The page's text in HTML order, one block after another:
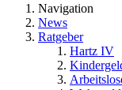
Navigation
News
Ratgeber
Hartz IV